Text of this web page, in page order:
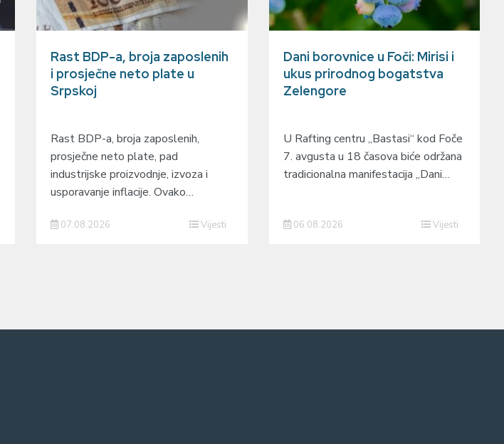
Rast BDP-a, broja zaposlenih
i prosječne neto plate u
Srpskoj
Rast BDP-a, broja zaposlenih,
prosječne neto plate, pad
industrijske proizvodnje, izvoza i
usporavanje inflacije. Ovako…
07.08.2026 Vijesti
Dani borovnice u Foči: Mirisi i
ukus prirodnog bogatstva
Zelengore
U Rafting centru „Bastasi“ kod Foče
7. avgusta u 18 časova biće održana
tradicionalna manifestacija „Dani…
06.08.2026 Vijesti